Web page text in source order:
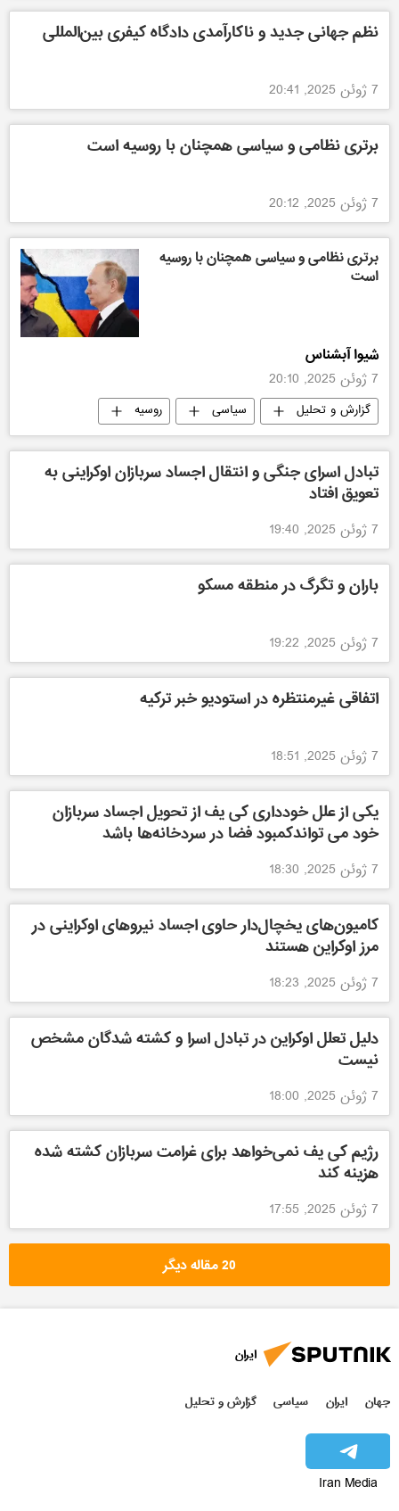
نظم جهانی جدید و ناکارآمدی دادگاه کیفری بین‌المللی
7 ژوئن 2025, 20:41
برتری نظامی و سیاسی همچنان با روسیه است
7 ژوئن 2025, 20:12
برتری نظامی و سیاسی همچنان با روسیه
است
شیوا آبشناس
7 ژوئن 2025, 20:10
گزارش و تحلیل سیاسی
روسیه
اوکراین
تبادل اسرای جنگی و انتقال اجساد سربازان اوکراینی به
تعویق افتاد
7 ژوئن 2025, 19:40
باران و تگرگ در منطقه مسکو
7 ژوئن 2025, 19:22
اتفاقی غیرمنتظره در استودیو خبر ترکیه
7 ژوئن 2025, 18:51
یکی از علل خودداری کی یف از تحویل اجساد سربازان
خود می تواند‌کمبود فضا در سردخانه‌ها باشد
7 ژوئن 2025, 18:30
کامیون‌های یخچال‌دار حاوی اجساد نیروهای اوکراینی در
مرز اوکراین هستند
7 ژوئن 2025, 18:23
دلیل تعلل اوکراین در تبادل اسرا و کشته شدگان مشخص
نیست
7 ژوئن 2025, 18:00
رژیم کی یف نمی‌خواهد برای غرامت سربازان کشته شده
هزینه کند
7 ژوئن 2025, 17:55
20 مقاله دیگر
ایران
جهان ایران سیاسی گزارش و تحلیل
Iran Media